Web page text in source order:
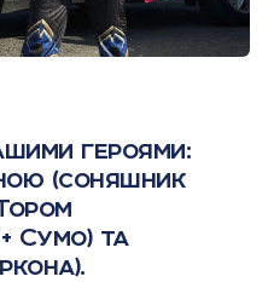
героями:
(соняшник
Сумо) та